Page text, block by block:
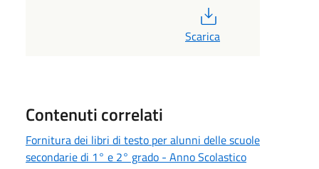
Scarica
Contenuti correlati
Fornitura dei libri di testo per alunni delle scuole
secondarie di 1° e 2° grado - Anno Scolastico